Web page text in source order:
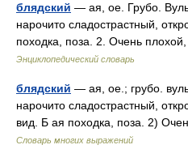
блядский — ая, ое. Грубо.
нарочито сладострастный,
походка, поза. 2. Очень
Энциклопедический словарь
блядский — ая, ое.; грубо.
нарочито сладострастный,
вид. Б ая походка, поза. 2)
Словарь многих выражений